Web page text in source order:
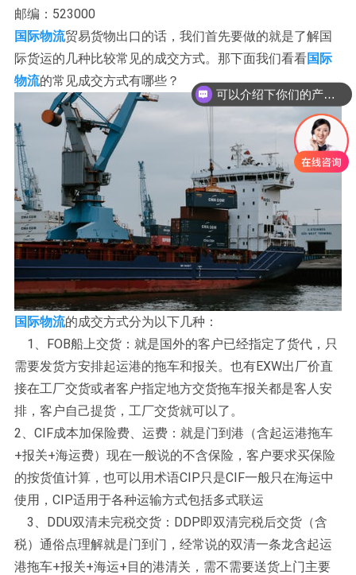
邮编：523000
国际物流贸易货物出口的话，我们首先要做的就是了解国
际货运的几种比较常见的成交方式。那下面我们看看国际
物流的常见成交方式有哪些？
国际物流的成交方式分为以下几种：
1、FOB船上交货：就是国外的客户已经指定了货代，只
需要发货方安排起运港的拖车和报关。也有EXW出厂价直
接在工厂交货或者客户指定地方交货拖车报关都是客人安
排，客户自己提货，工厂交货就可以了。
2、CIF成本加保险费、运费：就是门到港（含起运港拖车
+报关+海运费）现在一般说的不含保险，客户要求买保险
的按货值计算，也可以用术语CIP只是CIF一般只在海运中
使用，CIP适用于各种运输方式包括多式联运
3、DDU双清未完税交货：DDP即双清完税后交货（含
税）通俗点理解就是门到门，经常说的双清一条龙含起运
港拖车+报关+海运+目的港清关，需不需要送货上门主要
可以介绍下你们的产品么？